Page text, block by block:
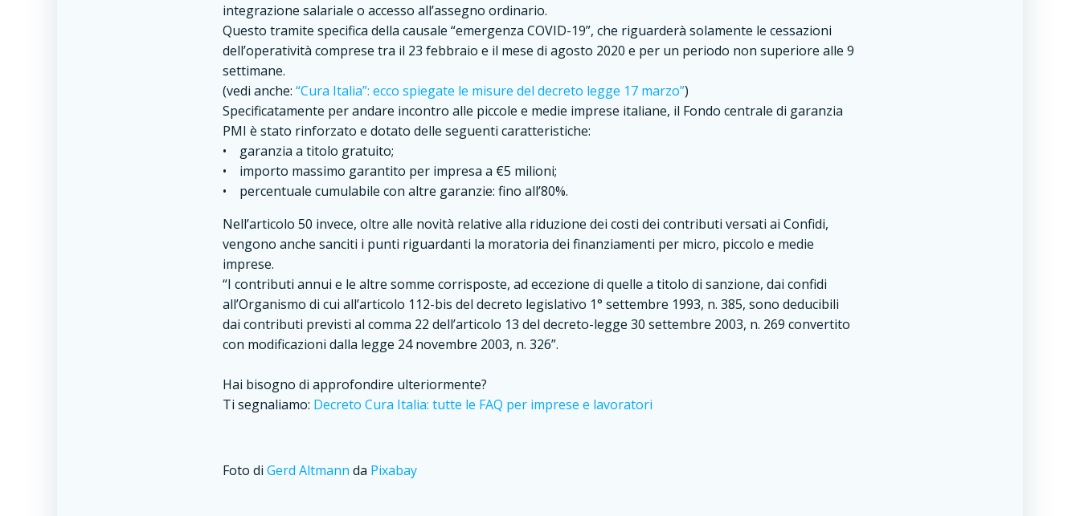
integrazione salariale o accesso all’assegno ordinario.
Questo tramite specifica della causale “emergenza COVID-19”, che riguarderà solamente le cessazioni
dell’operatività comprese tra il 23 febbraio e il mese di agosto 2020 e per un periodo non superiore alle 9
settimane.
(vedi anche:“Cura Italia”: ecco spiegate le misure del decreto legge 17 marzo”)
Specificatamente per andare incontro alle piccole e medie imprese italiane, il Fondo centrale di garanzia
PMI è stato rinforzato e dotato delle seguenti caratteristiche:
• garanzia a titolo gratuito;
• importo massimo garantito per impresa a €5 milioni;
• percentuale cumulabile con altre garanzie: fino all’80%.
Nell’articolo 50 invece, oltre alle novità relative alla riduzione dei costi dei contributi versati ai Confidi,
vengono anche sanciti i punti riguardanti la moratoria dei finanziamenti per micro, piccolo e medie
imprese.
“I contributi annui e le altre somme corrisposte, ad eccezione di quelle a titolo di sanzione, dai confidi
all’Organismo di cui all’articolo 112-bis del decreto legislativo 1° settembre 1993, n. 385, sono deducibili
dai contributi previsti al comma 22 dell’articolo 13 del decreto-legge 30 settembre 2003, n. 269 convertito
con modificazioni dalla legge 24 novembre 2003, n. 326”.
Hai bisogno di approfondire ulteriormente?
Ti segnaliamo: Decreto Cura Italia: tutte le FAQ per imprese e lavoratori
Foto diGerd Altmann da Pixabay